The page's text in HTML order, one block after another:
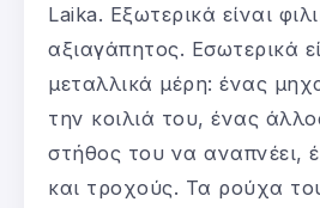
Laika. Εξωτερικά είναι
αξιαγάπητος. Εσωτερικά
μεταλλικά μέρη: ένας
την κοιλιά του, ένας
στήθος του να αναπνέει,
και τροχούς. Τα ρούχα